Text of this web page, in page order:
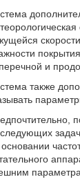
и
также